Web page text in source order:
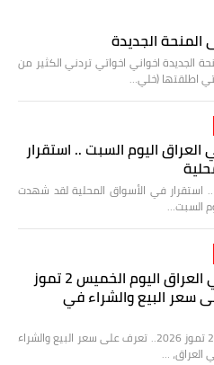
المنحة الجديدة
الجديدة اخواني اخواتي تردني الكثير من
اطلقتها (خلي…
اليوم السبت .. استقرار
استقرار في الأسواق المحلية لقد شهدت
السبت…
أسعار الدولار في العراق اليوم الخميس 2 تموز
على سعر البيع والشراء في
أسعار الدولار في العراق اليوم الخميس 2 تموز 2026.. تعرف على سعر البيع والشراء
…